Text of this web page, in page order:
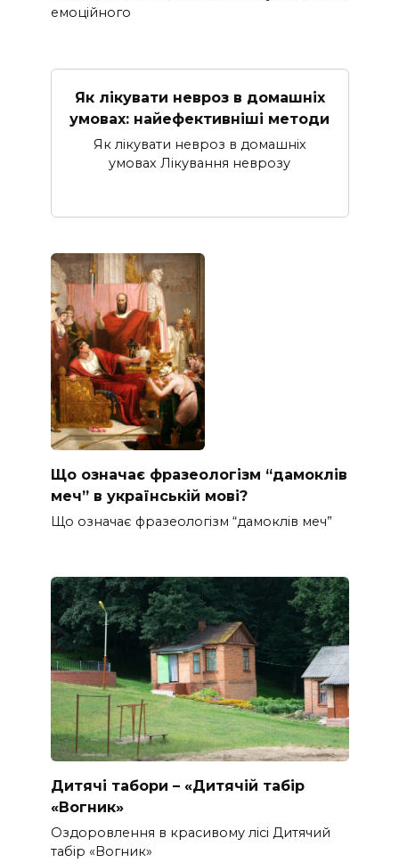
емоційного
Як лікувати невроз в домашніх
умовах: найефективніші методи
Як лікувати невроз в домашніх
умовах Лікування неврозу
Що означає фразеологізм “дамоклів
меч” в українській мові?
Що означає фразеологізм “дамоклів меч”
Дитячі табори – «Дитячій табір
«Вогник»
Оздоровлення в красивому лісі Дитячий
табір «Вогник»